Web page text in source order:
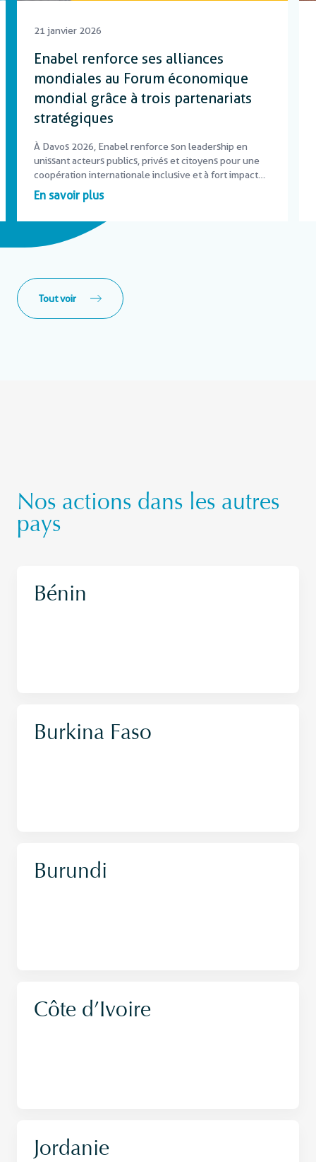
21 janvier 2026
Enabel renforce ses alliances
mondiales au Forum économique
mondial grâce à trois partenariats
stratégiques
À Davos 2026, Enabel renforce son leadership en
unissant acteurs publics, privés et citoyens pour une
coopération internationale inclusive et à fort impact
local.
En savoir plus
Tout voir
Nos actions dans les autres
pays
Bénin
Burkina Faso
Burundi
Côte d’Ivoire
Jordanie